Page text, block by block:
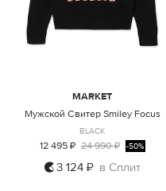
MARKET
Мужской Свитер Smiley Focus
BLACK
12 495 ₽ 24 990 ₽ -50%
3 124 ₽ в Сплит